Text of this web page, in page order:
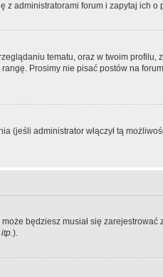
z administratorami forum i zapytaj ich o
tematu, oraz w twoim
Prosimy nie pisać postów na
administrator włączył tą
będziesz musiał się
).